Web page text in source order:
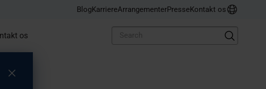
BlogKarriereArrangementerPresseKontakt os
End-to-end emballageløsning med
tilpassede produktionskapaciteter
Muliggør kreativt design med
innovative produktionsteknologier
Fra 3D print til sprøjtestøbning
Prototal Group
Vi er en del af Prototal Group,
os